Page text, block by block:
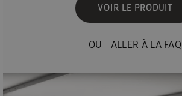
également très silencieusement.
VOIR LE PRODUIT
OU ALLER À LA FAQ